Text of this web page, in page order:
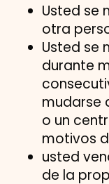
Usted se
otra
Usted se
durante
mudarse
o un
motivos
usted
de la